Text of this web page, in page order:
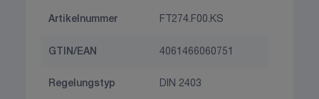
Artikelnummer FT274.F00.KS
GTIN/EAN 4061466060751
Regelungstyp DIN 2403